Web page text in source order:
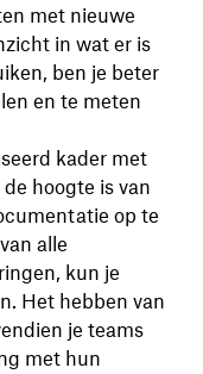
met nieuwe
in wat er is
ben je beter
en te meten
kader met
hoogte is van
op te
alle
kun je
Het hebben van
je teams
met hun